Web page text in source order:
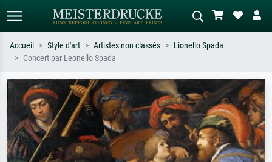
Recherchez par artiste, titre ou style –
ex. Monet, Nuit étoilée,
impressionnisme, vague de Hokusai,
nu.
Décrivez la scène – ex. prairie verte,
abstrait avec beaucoup de rouge,
tableau sombre, nu debout près d'un
arbre.
Accueil Style d'art Artistes non classés
Lionello Spada
Concert par Leonello Spada